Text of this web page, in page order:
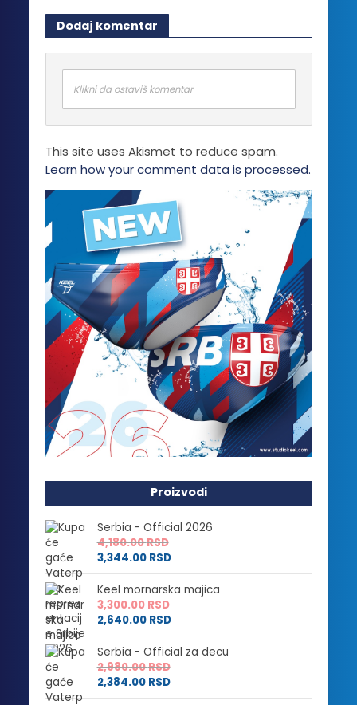
Dodaj komentar
Klikni da ostaviš komentar
This site uses Akismet to reduce spam.
Learn how your comment data is processed.
Proizvodi
Serbia - Official 2026
4,180.00RSD
3,344.00 RSD
Keel mornarska majica
3,300.00RSD
2,640.00 RSD
Serbia - Official za decu
2,980.00RSD
2,384.00 RSD